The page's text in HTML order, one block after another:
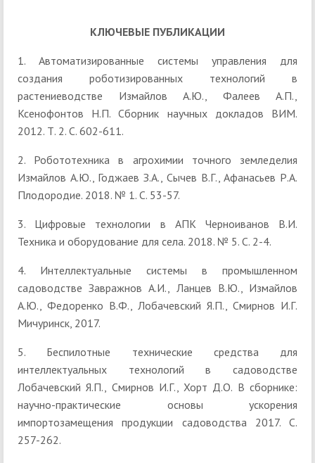
КЛЮЧЕВЫЕ ПУБЛИКАЦИИ
1. Автоматизированные системы управления для
создания роботизированных технологий в
растениеводстве Измайлов А.Ю., Фалеев А.П.,
Ксенофонтов Н.П. Сборник научных докладов ВИМ.
2012. Т. 2. С. 602-611.
2. Робототехника в агрохимии точного земледелия
Измайлов А.Ю., Годжаев З.А., Сычев В.Г., Афанасьев Р.А.
Плодородие. 2018. № 1. С. 53-57.
3. Цифровые технологии в АПК Черноиванов В.И.
Техника и оборудование для села. 2018. № 5. С. 2-4.
4. Интеллектуальные системы в промышленном
садоводстве Завражнов А.И., Ланцев В.Ю., Измайлов
А.Ю., Федоренко В.Ф., Лобачевский Я.П., Смирнов И.Г.
Мичуринск, 2017.
5. Беспилотные технические средства для
интеллектуальных технологий в садоводстве
Лобачевский Я.П., Смирнов И.Г., Хорт Д.О. В сборнике:
научно-практические основы ускорения
импортозамещения продукции садоводства 2017. С.
257-262.